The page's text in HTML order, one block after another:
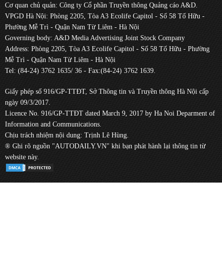
Cơ quan chủ quản: Công ty Cổ phần Truyền thông Quảng cáo A&D.
VPGD Hà Nội: Phòng 2205, Tòa A3 Ecolife Capitol - Số 58 Tố Hữu -
Phường Mễ Trì - Quận Nam Từ Liêm - Hà Nội
Governing body: A&D Media Advertising Joint Stock Company
Address: Phòng 2205, Tòa A3 Ecolife Capitol - Số 58 Tố Hữu - Phường
Mễ Trì - Quận Nam Từ Liêm - Hà Nội
Tel: (84-24) 3762 1635/ 36 - Fax:(84-24) 3762 1639.
Giấy phép số 916/GP-TTĐT, Sở Thông tin và Truyền thông Hà Nội cấp
ngày 09/3/2017.
Licence No. 916/GP-TTĐT dated March 9, 2017 by Ha Noi Deparment of
Information and Communications.
Chịu trách nhiệm nội dung: Trịnh Lê Hùng.
® Ghi rõ nguồn "AUTODAILY.VN" khi bạn phát hành lại thông tin từ
website này.